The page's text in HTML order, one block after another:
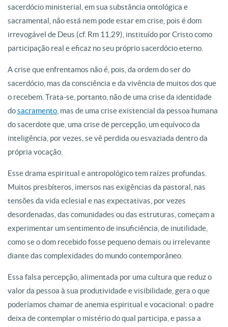
sacerdócio ministerial, em sua substância ontológica e
sacramental, não está nem pode estar em crise, pois é dom
irrevogável de Deus (cf. Rm 11,29), instituído por Cristo como
participação real e eficaz no seu próprio sacerdócio eterno.
A crise que enfrentamos não é, pois, da ordem do ser do
sacerdócio, mas da consciência e da vivência de muitos dos que
o recebem. Trata-se, portanto, não de uma crise da identidade
dosacramento, mas de uma crise existencial da pessoa humana
do sacerdote que, uma crise de percepção, um equívoco da
inteligência, por vezes, se vê perdida ou esvaziada dentro da
própria vocação.
Esse drama espiritual e antropológico tem raízes profundas.
Muitos presbíteros, imersos nas exigências da pastoral, nas
tensões da vida eclesial e nas expectativas, porvezes
desordenadas, das comunidades ou das estruturas, começam a
experimentar um sentimento de insuficiência, de inutilidade,
como se o dom recebido fosse pequeno demais ou irrelevante
diante das complexidades do mundo contemporâneo.
Essa falsa percepção, alimentada por uma cultura que reduz o
valor da pessoa à sua produtividade e visibilidade, gera o que
poderíamos chamar de anemia espiritual e vocacional: o padre
deixa de contemplar o mistério do qual participa, e passa a